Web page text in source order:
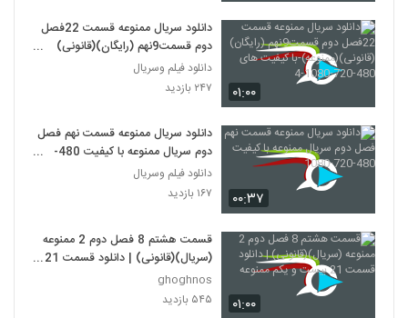
۰۱:۰۰
دانلود سریال ممنوعه قسمت 22فصل
دوم قسمت9نهم (رایگان)(قانونی)
1080-4
دانلود فیلم وسریال
۲۴۷ بازدید
۰۰:۳۷
دانلود سریال ممنوعه قسمت نهم فصل
دوم سریال ممنوعه با کیفیت 480-
720-1080
دانلود فیلم وسریال
۱۶۷ بازدید
۰۱:۰۰
قسمت هشتم 8 فصل دوم 2 ممنوعه
(سریال)(قانونی) | دانلود قسمت 21
بیست و یکم ممنوعه
ghoghnos
۵۴۵ بازدید